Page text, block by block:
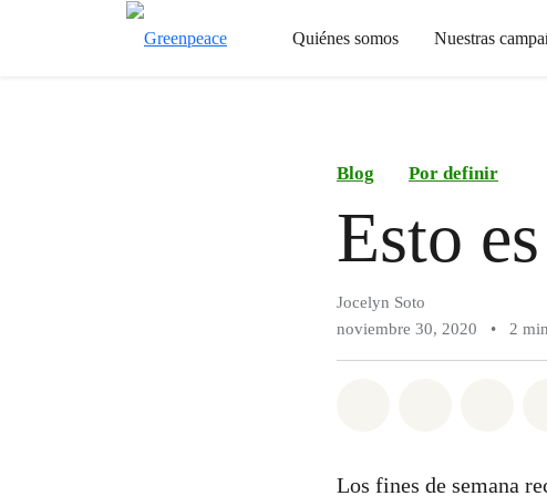
Quiénes somos Nuestras
Blog Por definir
Esto
Jocelyn Soto
noviembre 30, 2020
• 2
Los fines de semana